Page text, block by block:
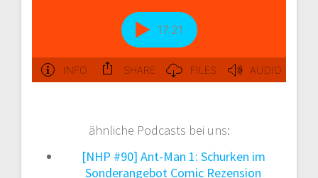
ähnliche Podcasts bei uns:
[NHP #90] Ant-Man 1: Schurken im
Sonderangebot Comic Rezension